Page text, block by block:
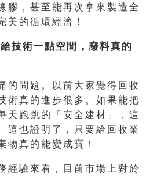
膠，甚至能再次拿來製造全
美的循環經濟！
技術一點空間，廢料真的
的問題。以前大家覺得回收
術真的進步很多。如果能把
天跑跳的「安全建材」，這
這也證明了，只要給回收業
物真的能變成寶！
經驗來看，目前市場上對於